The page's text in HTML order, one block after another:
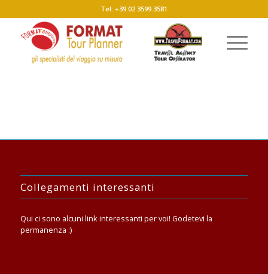
Tel: +39.02.3599.3581
Collegamenti interessanti
Qui ci sono alcuni link interessanti per voi! Godetevi la
permanenza :)